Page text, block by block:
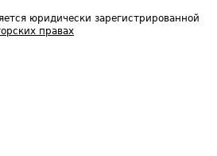
юридически зарегистрированной
правах